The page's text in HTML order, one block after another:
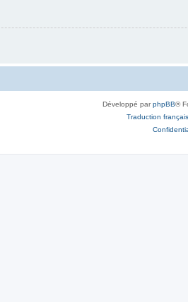
Développé parphpBB®
Traduction